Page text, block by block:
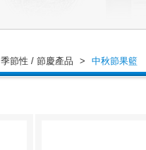
季節性 / 節慶產品 > 中秋節果籃